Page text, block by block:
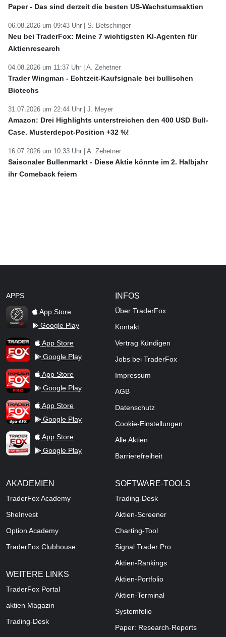
Paper - Das sind derzeit die besten US-Wachstumsaktien
06.08.2026 um 09:43 Uhr | S. Betschinger
Neu bei TraderFox: Meine 7 wichtigsten KI-Agenten für
Aktienresearch
04.08.2026 um 11:37 Uhr | A. Zehetner
Trader Wingman - Echtzeit-Kaufsignale bei bullischen
Biotechs
31.07.2026 um 22:44 Uhr | J. Meyer
Amazon: Drei Highlights unterstreichen den 400 USD Bull-
Case. Musterdepot-Position +32 %!
16.07.2026 um 10:33 Uhr | A. Zehetner
Saisonaler Bullenmarkt - Diese Aktie könnte im 2. Halbjahr
ihr Comeback feiern
APPS
TraderFox Flash
App Store
Google Play
TraderFox AppApp Store
Google Play
TraderFox ProApp Store
Google Play
TraderFox dpa-AFX ProFeed
App Store
Google Play
TraderFox Live Trading
App Store
Google Play
INFOS
Über TraderFox
Kontakt
Vertrag Kündigen
Jobs bei TraderFox
Impressum
AGB
Datenschutz
Cookie-Einstellungen
Alle Aktien
Barrierefreiheit
AKADEMIEN
TraderFox Academy
SheInvest
Option Academy
TraderFox Clubhouse
WEITERE LINKS
TraderFox Portal
aktien Magazin
Trading-Desk
SOFTWARE-TOOLS
Trading-Desk
Aktien-Screener
Charting-Tool
Signal Trader Pro
Aktien-Rankings
Aktien-Portfolio
Aktien-Terminal
Systemfolio
Paper: Research-Reports